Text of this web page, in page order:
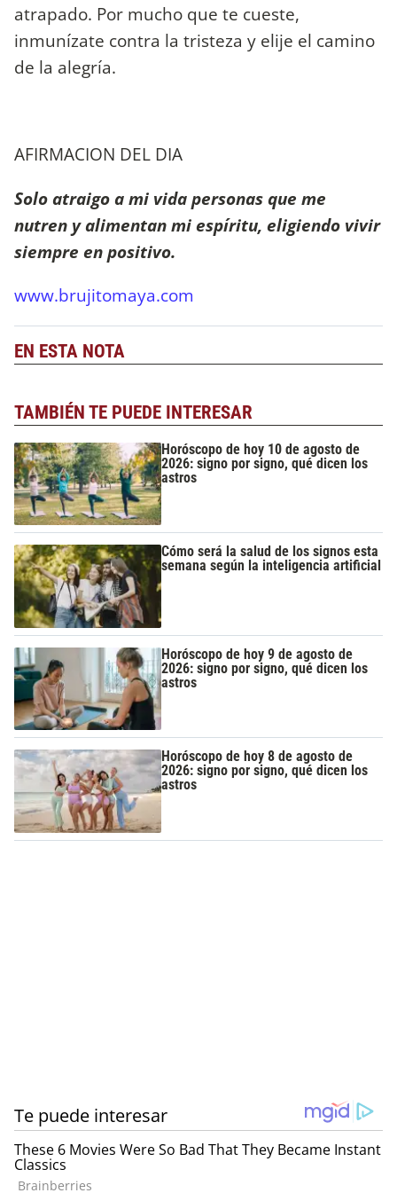
atrapado. Por mucho que te cueste,
inmunízate contra la tristeza y elije el camino
de la alegría.
AFIRMACION DEL DIA
Solo atraigo a mi vida personas que me
nutren y alimentan mi espíritu, eligiendo vivir
siempre en positivo.
www.brujitomaya.com
EN ESTA NOTA
TAMBIÉN TE PUEDE INTERESAR
Horóscopo de hoy 10 de agosto de
2026: signo por signo, qué dicen los
astros
Cómo será la salud de los signos esta
semana según la inteligencia artificial
Horóscopo de hoy 9 de agosto de
2026: signo por signo, qué dicen los
astros
Horóscopo de hoy 8 de agosto de
2026: signo por signo, qué dicen los
astros